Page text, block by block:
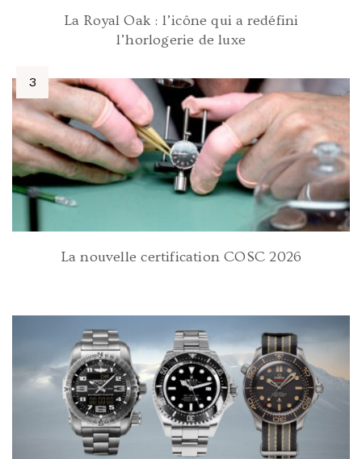
La Royal Oak : l’icône qui a redéfini
l’horlogerie de luxe
La nouvelle certification COSC 2026